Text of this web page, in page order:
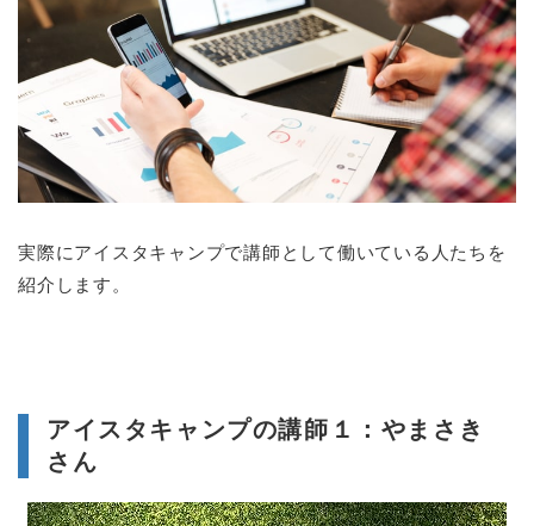
実際にアイスタキャンプで講師として働いている人たちを
紹介します。
アイスタキャンプの講師１：やまさき
さん